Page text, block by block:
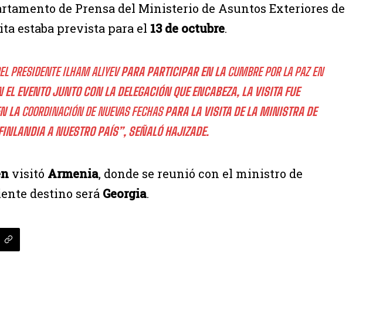
de Prensa del Ministerio de Asuntos Exteriores de
estaba prevista para el 13 de octubre.
PRESIDENTE ILHAM ALIYEVPARA PARTICIPAR EN LACUMBRE POR LA PAZ EN
EVENTO JUNTO CON LA DELEGACIÓN QUE ENCABEZA, LA VISITA FUE
LACOORDINACIÓN DE NUEVAS FECHASPARA LA VISITA DE LA MINISTRA DE
A NUESTRO PAÍS”, SEÑALÓ HAJIZADE.
visitó Armenia, donde se reunió con el ministro de
destino será Georgia.